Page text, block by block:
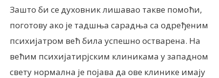
Зашто би се духовник лишавао такве помоћи,
поготову ако је тадшња сарадња са одређеним
психијатром већ била успешно остварена. На
већим психијатирјским клиникама у западном
свету нормална је појава да ове клинике имају